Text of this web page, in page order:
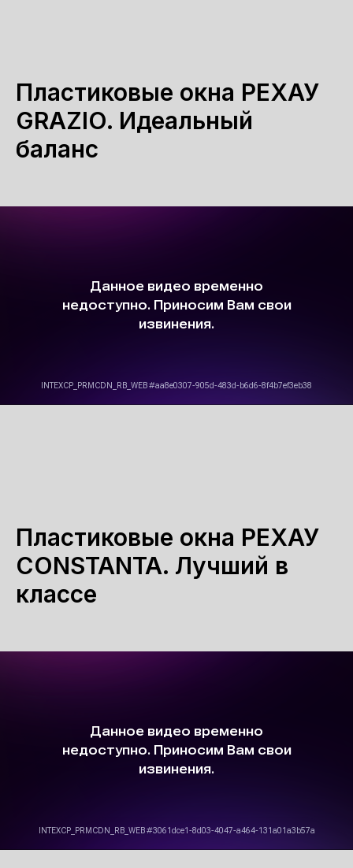
Пластиковые окна РЕХАУ
GRAZIO. Идеальный
баланс
Пластиковые окна РЕХАУ
CONSTANTA. Лучший в
классе